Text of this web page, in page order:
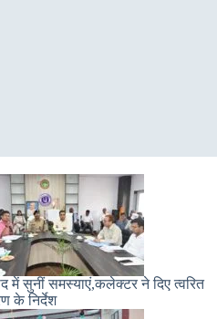
में सुनीं समस्याएं,कलेक्टर ने दिए त्वरित
के निर्देश